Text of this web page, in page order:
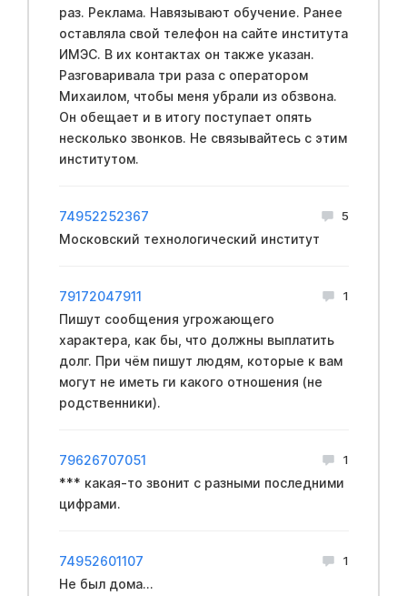
раз. Реклама. Навязывают обучение. Ранее
оставляла свой телефон на сайте института
ИМЭС. В их контактах он также указан.
Разговаривала три раза с оператором
Михаилом, чтобы меня убрали из обзвона.
Он обещает и в итогу поступает опять
несколько звонков. Не связывайтесь с этим
институтом.
74952252367 5
Московский технологический институт
79172047911 1
Пишут сообщения угрожающего
характера, как бы, что должны выплатить
долг. При чём пишут людям, которые к вам
могут не иметь ги какого отношения (не
родственники).
79626707051 1
*** какая-то звонит с разными последними
цифрами.
74952601107 1
Не был дома...